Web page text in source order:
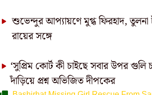
শুভেন্দুর আপ্যায়ণে মুগ্ধ ফিরহাদ, তুলনা
রায়ের সঙ্গে
‘সুপ্রিম কোর্ট কী চাইছে সবার উপর
দাঁড়িয়ে প্রশ্ন অভিজিত দীপকের